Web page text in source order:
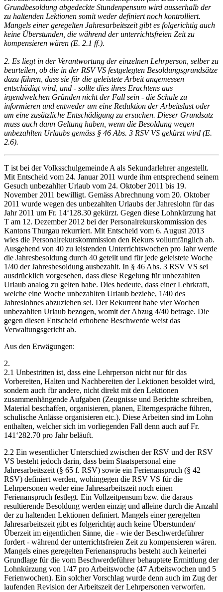
Grundbesoldung abgedeckte Stundenpensum wird ausserhalb der
zu haltenden Lektionen somit weder definiert noch kontrolliert.
Mangels einer geregelten Jahresarbeitszeit gibt es folgerichtig auch
keine Überstunden, die während der unterrichtsfreien Zeit zu
kompensieren wären (E. 2.1 ff.).
2. Es liegt in der Verantwortung der einzelnen Lehrperson, selber zu
beurteilen, ob die in der RSV VS festgelegten Besoldungsgrundsätze
dazu führen, dass sie für die geleistete Arbeit angemessen
entschädigt wird, und - sollte dies ihres Erachtens aus
irgendwelchen Gründen nicht der Fall sein - die Schule zu
informieren und entweder um eine Reduktion der Arbeitslast oder
um eine zusätzliche Entschädigung zu ersuchen. Dieser Grundsatz
muss auch dann Geltung haben, wenn die Besoldung wegen
unbezahlten Urlaubs gemäss § 46 Abs. 3 RSV VS gekürzt wird (E.
2.6).
T ist bei der Volksschulgemeinde A als Sekundarlehrer angestellt.
Mit Entscheid vom 24. Januar 2011 wurde ihm entsprechend seinem
Gesuch unbezahlter Urlaub vom 24. Oktober 2011 bis 19.
November 2011 bewilligt. Gemäss Abrechnung vom 20. Oktober
2011 wurde wegen des unbezahlten Urlaubs der Jahreslohn für das
Jahr 2011 um Fr. 14‘128.30 gekürzt. Gegen diese Lohnkürzung hat
T am 12. Dezember 2012 bei der Personalrekurskommission des
Kantons Thurgau rekurriert. Mit Entscheid vom 6. August 2013
wies die Personalrekurskommission den Rekurs vollumfänglich ab.
Ausgehend von 40 zu leistenden Unterrichtswochen pro Jahr werde
die Jahresbesoldung durch 40 geteilt und für jede geleistete Woche
1/40 der Jahresbesoldung ausbezahlt. In § 46 Abs. 3 RSV VS sei
ausdrücklich vorgesehen, dass diese Regelung für unbezahlten
Urlaub analog zu gelten habe. Dies bedeute, dass einer Lehrkraft,
welche eine Woche unbezahlten Urlaub beziehe, 1/40 des
Jahreslohnes abzuziehen sei. Der Rekurrent habe vier Wochen
unbezahlten Urlaub bezogen, womit der Abzug 4/40 betrage. Die
gegen diesen Entscheid erhobene Beschwerde weist das
Verwaltungsgericht ab.
Aus den Erwägungen:
2.
2.1 Unbestritten ist, dass eine Lehrperson nicht nur für das
Vorbereiten, Halten und Nachbereiten der Lektionen besoldet wird,
sondern auch für andere, nicht direkt mit den Lektionen
zusammenhängende Aufgaben (Zeugnisse und Berichte schreiben,
Material beschaffen, organisieren, planen, Elterngespräche führen,
schulische Anlässe organisieren etc.). Diese Arbeiten sind im Lohn
enthalten, welcher sich im vorliegenden Fall denn auch auf Fr.
141‘282.70 pro Jahr beläuft.
2.2 Ein wesentlicher Unterschied zwischen der RSV und der RSV
VS besteht jedoch darin, dass beim Staatspersonal eine
Jahresarbeitszeit (§ 65 f. RSV) sowie ein Ferienanspruch (§ 42
RSV) definiert werden, wohingegen die RSV VS für die
Lehrpersonen weder eine Jahresarbeitszeit noch einen
Ferienanspruch festlegt. Ein Vollzeitpensum bzw. die daraus
resultierende Besoldung werden einzig und alleine durch die Anzahl
der zu haltenden Lektionen definiert. Mangels einer geregelten
Jahresarbeitszeit gibt es folgerichtig auch keine Überstunden/
Überzeit im eigentlichen Sinne, die - wie der Beschwerdeführer
fordert - während der unterrichtsfreien Zeit zu kompensieren wären.
Mangels eines geregelten Ferienanspruchs besteht auch keinerlei
Grundlage für die vom Beschwerdeführer behauptete Ermittlung der
Lohnkürzung von 1/47 pro Arbeitswoche (47 Arbeitswochen und 5
Ferienwochen). Ein solcher Vorschlag wurde denn auch im Zug der
laufenden Revision der Arbeitszeit der Lehrpersonen verworfen.